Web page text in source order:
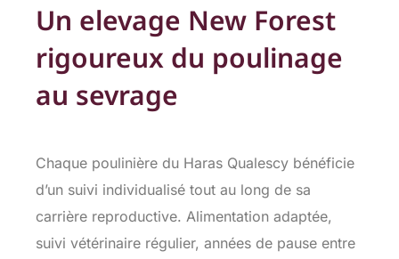
Un elevage New Forest
rigoureux du poulinage
au sevrage
Chaque poulinière du Haras Qualescy bénéficie
d’un suivi individualisé tout au long de sa
carrière reproductive. Alimentation adaptée,
suivi vétérinaire régulier, années de pause entre